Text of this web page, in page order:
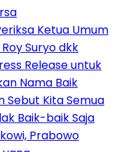
Ketua Umum
Suryo dkk
Release untuk
Nama Baik
Sebut Kita Semua
Baik-baik Saja
Prabowo